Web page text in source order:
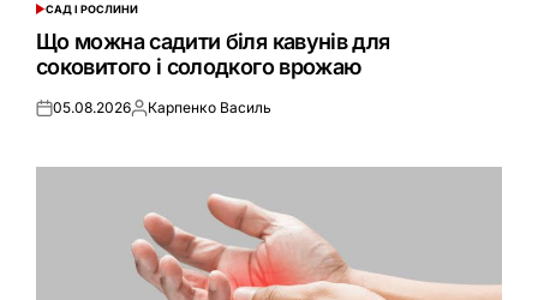
ОПУБЛІКУВАТИ
У
САД І РОСЛИНИ
Що можна садити біля кавунів для
соковитого і солодкого врожаю
Оприлюднено
05.08.2026Опубліковано
Карпенко Василь